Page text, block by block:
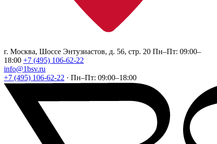
г. Москва, Шоссе Энтузиастов, д. 56, стр. 20 Пн–Пт: 09:00–
18:00 +7 (495) 106-62-22
info@1bsv.ru
+7 (495) 106-62-22 · Пн–Пт: 09:00–18:00